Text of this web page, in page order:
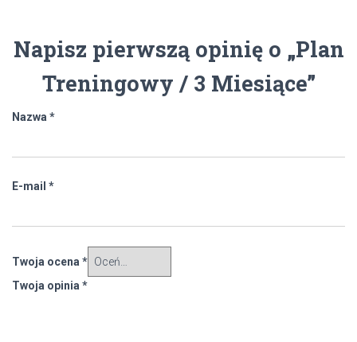
Napisz pierwszą opinię o „Plan
Treningowy / 3 Miesiące”
Nazwa *
E-mail *
Twoja ocena *
Twoja opinia *